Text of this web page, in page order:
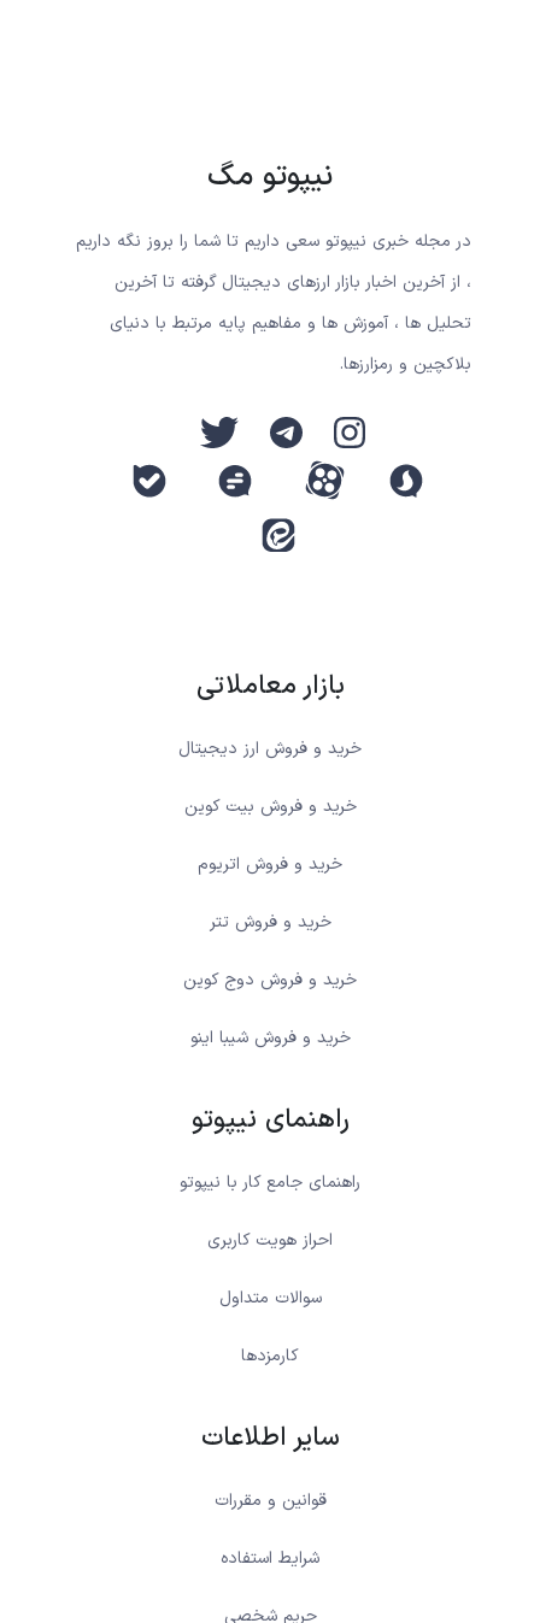
نیپوتو مگ
در مجله خبری نیپوتو سعی داریم تا شما را بروز نگه داریم
، از آخرین اخبار بازار ارزهای دیجیتال گرفته تا آخرین
تحلیل ها ، آموزش ها و مفاهیم پایه مرتبط با دنیای
بلاکچین و رمزارزها.
بازار معاملاتی
خرید و فروش ارز دیجیتال
خرید و فروش بیت کوین
خرید و فروش اتریوم
خرید و فروش تتر
خرید و فروش دوج کوین
خرید و فروش شیبا اینو
راهنمای نیپوتو
راهنمای جامع کار با نیپوتو
احراز هویت کاربری
سوالات متداول
کارمزدها
سایر اطلاعات
قوانین و مقررات
شرایط استفاده
حریم شخصی